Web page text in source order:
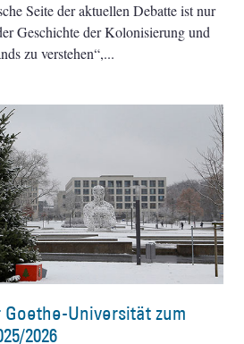
Seite der aktuellen Debatte ist nur
Geschichte der Kolonisierung und
zu verstehen“,
Universität zum
2026